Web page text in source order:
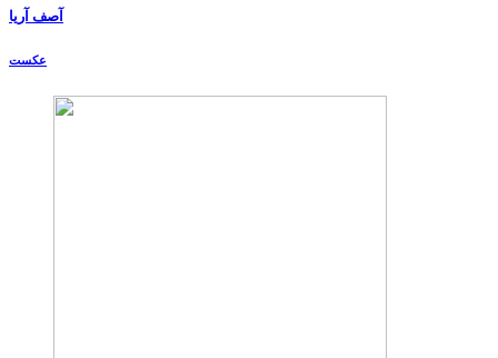
آصف آریا
عکست